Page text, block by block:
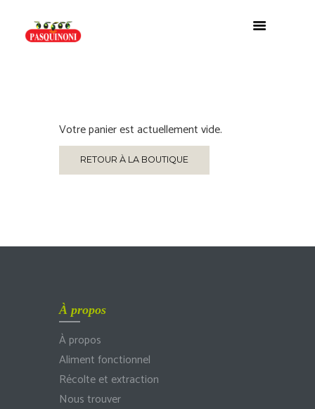
Votre panier est actuellement vide.
RETOUR À LA BOUTIQUE
À propos
À propos
Aliment fonctionnel
Récolte et extraction
Nous trouver